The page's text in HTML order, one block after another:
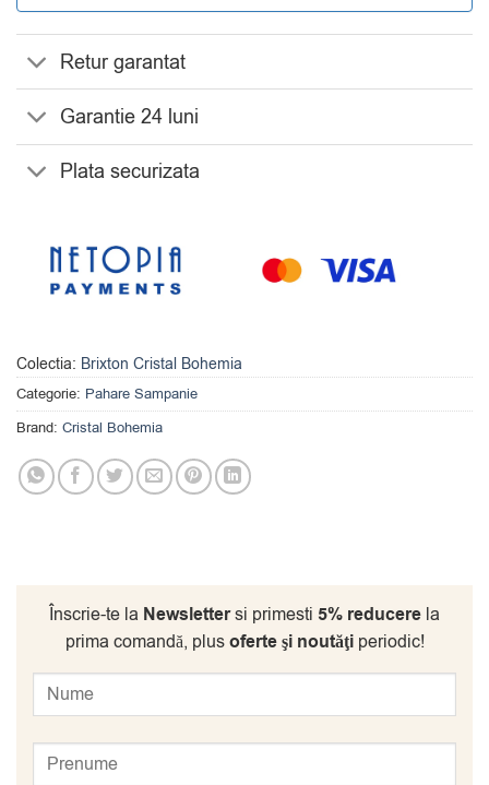
Retur garantat
Garantie 24 luni
Plata securizata
Colectia: Brixton Cristal Bohemia
Categorie: Pahare Sampanie
Brand: Cristal Bohemia
Înscrie-te la Newslettersi primesti 5% reducere la
prima comandă, plusoferte şi noutăţiperiodic!